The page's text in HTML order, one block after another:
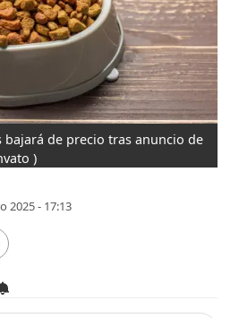
bajará de precio tras anuncio de
)
2025 - 17:13